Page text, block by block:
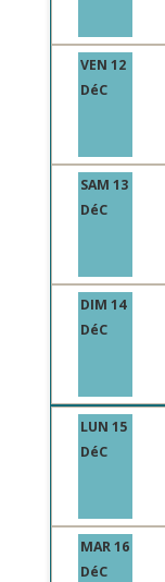
VEN 12
DéC
SAM 13
DéC
DIM 14
DéC
LUN 15
DéC
MAR 16
DéC